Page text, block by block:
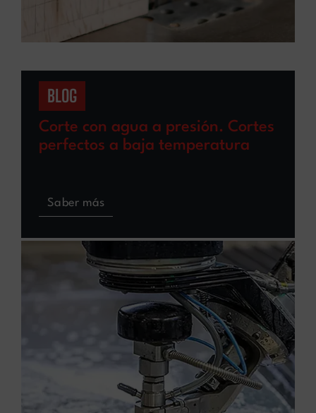
BLOG
Corte con agua a presión. Cortes
perfectos a baja temperatura
Saber más